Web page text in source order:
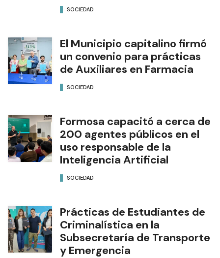
SOCIEDAD
El Municipio capitalino firmó
un convenio para prácticas
de Auxiliares en Farmacia
SOCIEDAD
Formosa capacitó a cerca de
200 agentes públicos en el
uso responsable de la
Inteligencia Artificial
SOCIEDAD
Prácticas de Estudiantes de
Criminalística en la
Subsecretaría de Transporte
y Emergencia